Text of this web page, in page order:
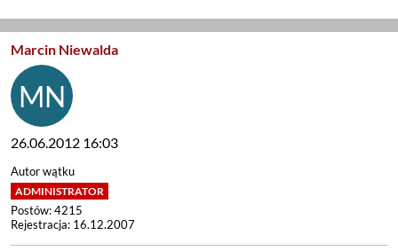
Marcin Niewalda
26.06.2012 16:03
Autor wątku
Postów: 4215
Rejestracja: 16.12.2007